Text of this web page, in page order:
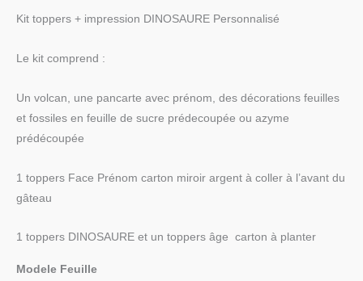
Kit toppers + impression DINOSAURE Personnalisé
Le kit comprend :
Un volcan, une pancarte avec prénom, des décorations feuilles
et fossiles en feuille de sucre prédecoupée ou azyme
prédécoupée
1 toppers Face Prénom carton miroir argent à coller à l’avant du
gâteau
1 toppers DINOSAURE et un toppers âge carton à planter
Modele Feuille